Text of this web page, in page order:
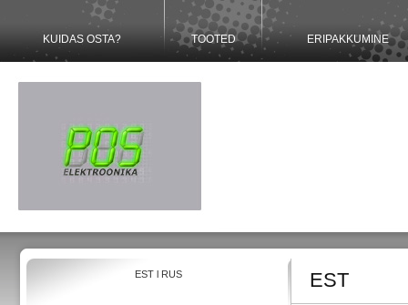
KUIDAS OSTA? TOOTED ERIPAKKUMINE
EST l RUS EST